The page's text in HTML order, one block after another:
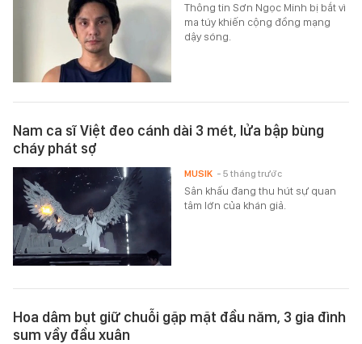
Thông tin Sơn Ngọc Minh bị bắt vì
ma túy khiến cộng đồng mạng
dậy sóng.
Nam ca sĩ Việt đeo cánh dài 3 mét, lửa bập bùng
cháy phát sợ
Sân khấu đang thu hút sự quan
tâm lớn của khán giả.
MUSIK - 5 tháng trước
Hoa dâm bụt giữ chuỗi gặp mặt đầu năm, 3 gia đình
sum vầy đầu xuân